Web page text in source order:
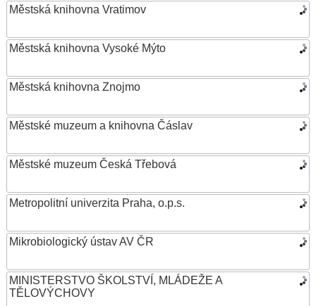
Městská knihovna Vratimov
Městská knihovna Vysoké Mýto
Městská knihovna Znojmo
Městské muzeum a knihovna Čáslav
Městské muzeum Česká Třebová
Metropolitní univerzita Praha, o.p.s.
Mikrobiologický ústav AV ČR
MINISTERSTVO ŠKOLSTVÍ, MLÁDEŽE A
TĚLOVÝCHOVY